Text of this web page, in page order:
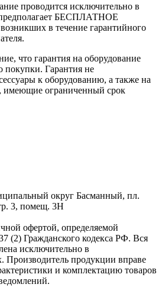
проводится исключительно в
БЕСПЛАТНОЕ
в течение гарантийного
что гарантия на оборудование
покупки. Гарантия не
к оборудованию, а также на
имеющие ограниченный срок
округ Басманный, пл.
3, помещ. 3Н
офертой, определяемой
(2) Гражданского кодекса РФ. Вся
исключительно в
Производитель продукции вправе
и комплектацию товаров